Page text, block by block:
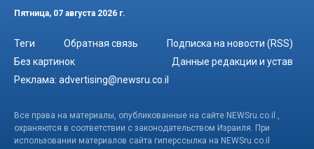
Пятница, 07 августа 2026 г.
Теги Обратная связь
Подписка на новости (RSS)
Без картинок
Данные редакции и устав
Реклама: advertising@newsru.co.il
Все права на материалы, опубликованные на сайте NEWSru.co.il ,
охраняются в соответствии с законодательством Израиля. При
использовании материалов сайта гиперссылка на NEWSru.co.il